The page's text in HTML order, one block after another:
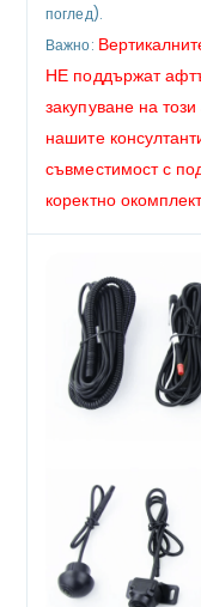
поглед).
Важно:
НЕ поддържат
закупуване на
нашите
съвместимост с
коректно